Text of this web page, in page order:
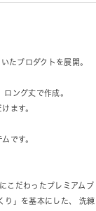
たプロダクトを展開。
ング丈で作成。
ます。
です。
こだわったプレミアムブ
り」を基本にした、 洗練